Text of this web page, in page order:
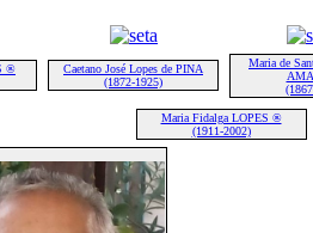
®
Caetano José Lopes de PINA
(1872-1925)
Maria de
Maria Fidalga LOPES ®
(1911-2002)